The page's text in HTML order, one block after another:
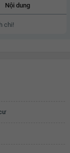
Nội dung
chi!